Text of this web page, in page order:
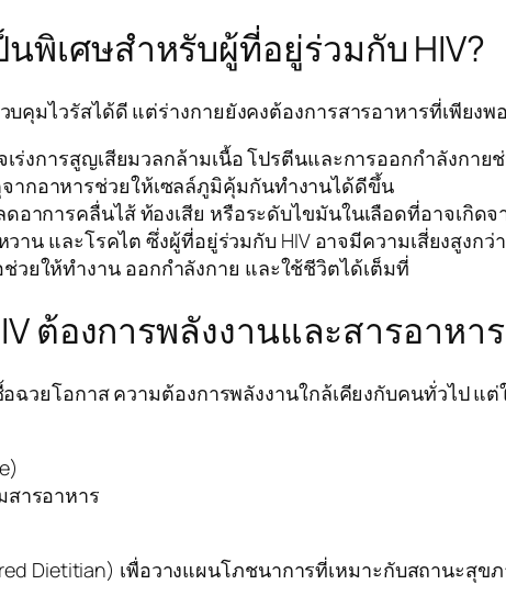
พิเศษสำหรับผู้ที่อยู่ร่วมกับ HIV?
คุมไวรัสได้ดี แต่ร่างกายยังคงต้องการสารอาหารที่เพียงพ
เร่งการสูญเสียมวลกล้ามเนื้อ โปรตีนและการออกกำลังกาย
ากอาหารช่วยให้เซลล์ภูมิคุ้มกันทำงานได้ดีขึ้น
อาการคลื่นไส้ ท้องเสีย หรือระดับไขมันในเลือดที่อาจเกิดจ
วาน และโรคไต ซึ่งผู้ที่อยู่ร่วมกับ HIV อาจมีความเสี่ยงสูงกว่
วยให้ทำงาน ออกกำลังกาย และใช้ชีวิตได้เต็มที่
ต้องการพลังงานและสารอาหา
วยโอกาส ความต้องการพลังงานใกล้เคียงกับคนทั่วไป
สารอาหาร
Dietitian) เพื่อวางแผนโภชนาการที่เหมาะกับสถานะสุข